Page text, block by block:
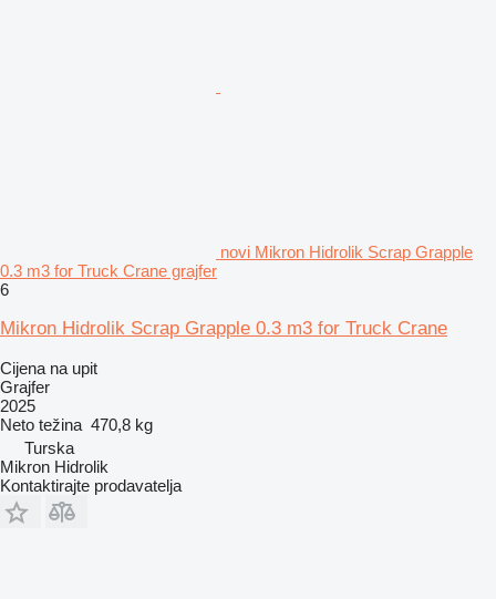
novi Mikron Hidrolik Scrap Grapple
0.3 m3 for Truck Crane grajfer
6
Mikron Hidrolik Scrap Grapple 0.3 m3 for Truck Crane
Cijena na upit
Grajfer
2025
Neto težina 470,8 kg
Turska
Mikron Hidrolik
Kontaktirajte prodavatelja